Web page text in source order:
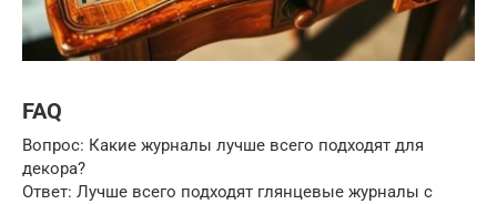
FAQ
Вопрос: Какие журналы лучше всего подходят для
декора?
Ответ: Лучше всего подходят глянцевые журналы с